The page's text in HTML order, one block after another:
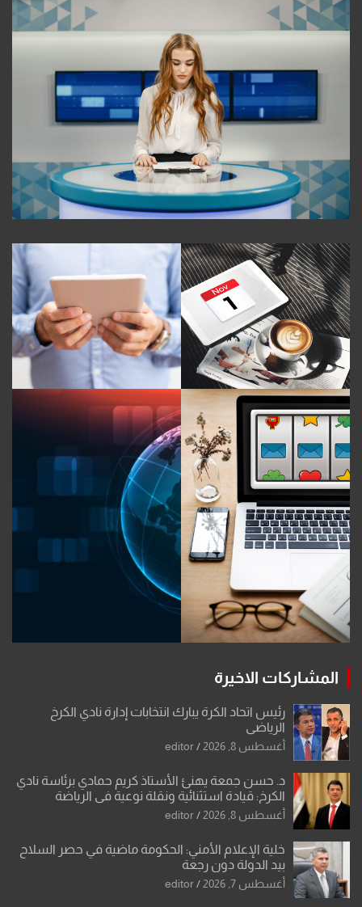
المشاركات الاخيرة
رئيس اتحاد الكرة يبارك انتخابات إدارة نادي الكرخ
الرياضي
أغسطس 8, 2026 editor
د. حسن جمعة يهنئ الأستاذ كريم حمادي برئاسة نادي
الكرخ: قيادة استثنائية ونقلة نوعية في الرياضة
العراقية
أغسطس 8, 2026 editor
خلية الإعلام الأمني: الحكومة ماضية في حصر السلاح
بيد الدولة دون رجعة
أغسطس 7, 2026 editor